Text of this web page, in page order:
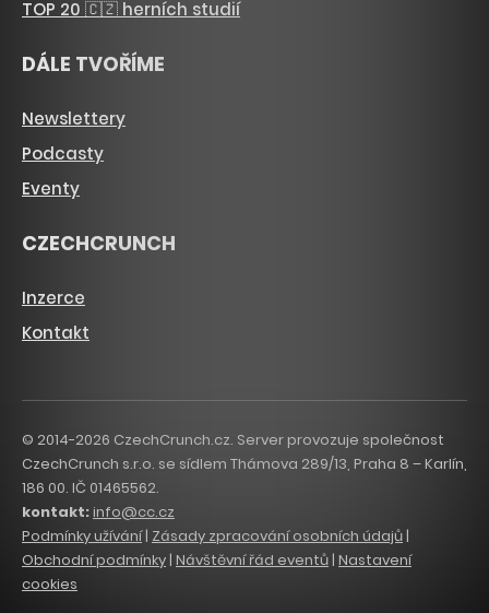
TOP 20 🇨🇿 herních studií
DÁLE TVOŘÍME
Newslettery
Podcasty
Eventy
CZECHCRUNCH
Inzerce
Kontakt
© 2014-2026 CzechCrunch.cz. Server provozuje společnost
CzechCrunch s.r.o. se sídlem Thámova 289/13, Praha 8 – Karlín,
186 00. IČ 01465562.
kontakt:info@cc.cz
Podmínky užívání| Zásady zpracování osobních údajů|
Obchodní podmínky| Návštěvní řád eventů | Nastavení
cookies